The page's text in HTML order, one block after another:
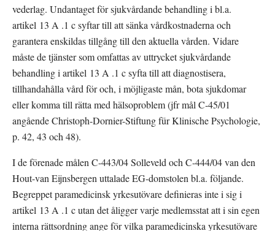
vederlag. Undantaget för sjukvårdande behandling i bl.a.
artikel 13 A .1 c syftar till att sänka vårdkostnaderna och
garantera enskildas tillgång till den aktuella vården. Vidare
måste de tjänster som omfattas av uttrycket sjukvårdande
behandling i artikel 13 A .1 c syfta till att diagnostisera,
tillhandahålla vård för och, i möjligaste mån, bota sjukdomar
eller komma till rätta med hälsoproblem (jfr mål C‑45/01
angående Christoph-Dornier-Stiftung für Klinische Psychologie,
p. 42, 43 och 48).
I de förenade målen C-443/04 Solleveld och C-444/04 van den
Hout-van Eijnsbergen uttalade EG-domstolen bl.a. följande.
Begreppet paramedicinsk yrkesutövare definieras inte i sig i
artikel 13 A .1 c utan det åligger varje medlemsstat att i sin egen
interna rättsordning ange för vilka paramedicinska yrkesutövare